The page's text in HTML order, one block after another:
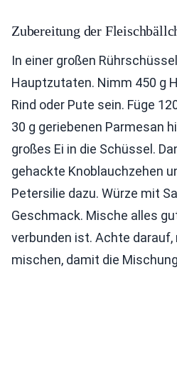
Zubereitung der
In einer großen
Hauptzutaten. Nimm 450 g
Rind oder Pute sein. Füge
30 g geriebenen Parmesan
großes Ei in die Schüssel.
gehackte Knoblauchzehen
Petersilie dazu. Würze mit
Geschmack. Mische alles
verbunden ist. Achte darauf,
mischen, damit die